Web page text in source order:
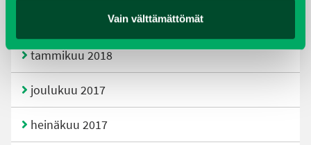
Vain välttämättömät
tammikuu 2018
joulukuu 2017
heinäkuu 2017